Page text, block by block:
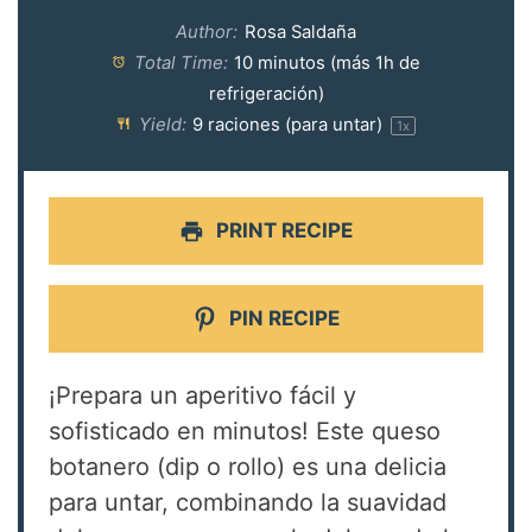
Author: Rosa Saldaña
Total Time: 10 minutos (más 1h de
refrigeración)
Yield: 9 raciones (para untar) 1x
PRINT RECIPE
PIN RECIPE
¡Prepara un aperitivo fácil y
sofisticado en minutos! Este queso
botanero (dip o rollo) es una delicia
para untar, combinando la suavidad